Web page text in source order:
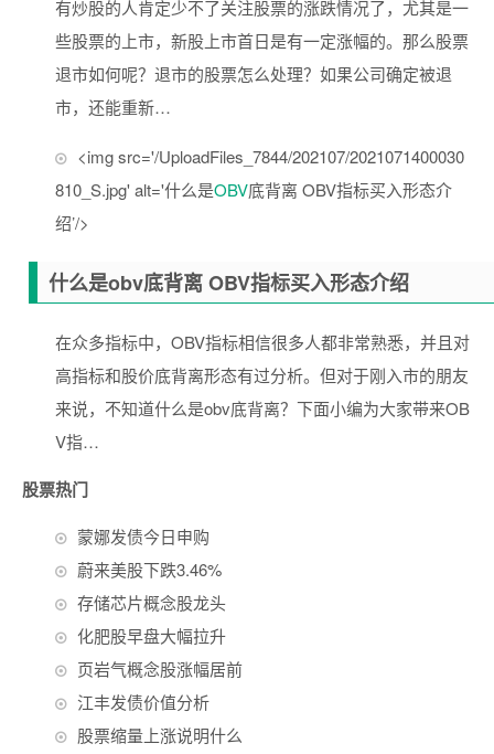
有炒股的人肯定少不了关注股票的涨跌情况了，尤其是一
些股票的上市，新股上市首日是有一定涨幅的。那么股票
退市如何呢？退市的股票怎么处理？如果公司确定被退
市，还能重新…
<img src='/UploadFiles_7844/202107/2021071400030
810_S.jpg' alt='什么是OBV底背离 OBV指标买入形态介
绍’/>
什么是obv底背离 OBV指标买入形态介绍
在众多指标中，OBV指标相信很多人都非常熟悉，并且对
高指标和股价底背离形态有过分析。但对于刚入市的朋友
来说，不知道什么是obv底背离？下面小编为大家带来OB
V指…
股票热门
蒙娜发债今日申购
蔚来美股下跌3.46%
存储芯片概念股龙头
化肥股早盘大幅拉升
页岩气概念股涨幅居前
江丰发债价值分析
股票缩量上涨说明什么